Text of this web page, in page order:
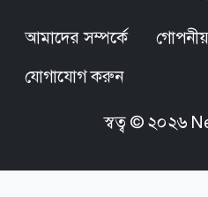
আমাদের সম্পর্কে
যোগাযোগ করুন
স্বত্ব © ২০২৬